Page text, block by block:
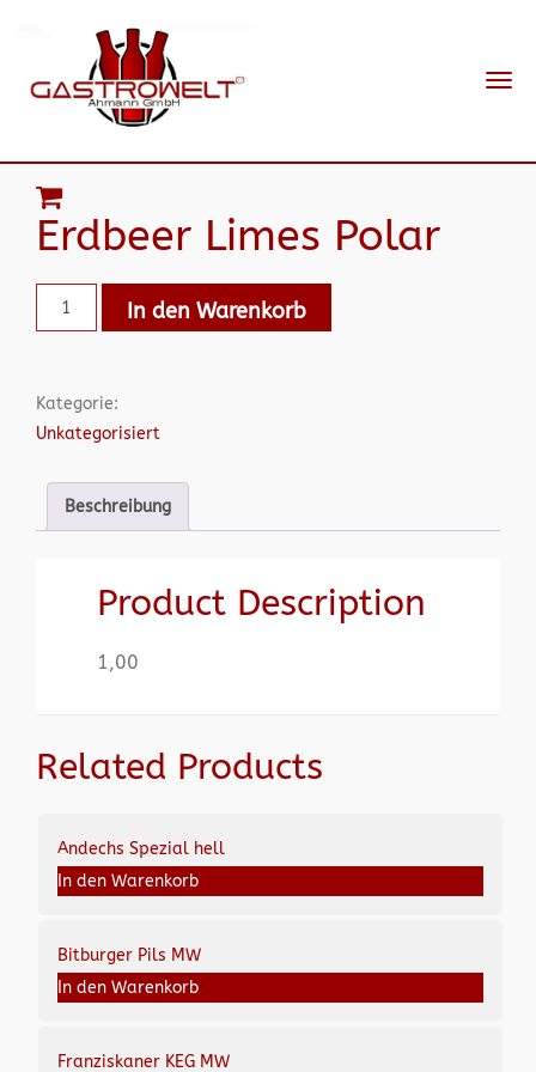
Erdbeer Limes Polar
In den Warenkorb
Kategorie:
Unkategorisiert
Beschreibung
Product Description
1,00
Related Products
Andechs Spezial hell
In den Warenkorb
Bitburger Pils MW
In den Warenkorb
Franziskaner KEG MW